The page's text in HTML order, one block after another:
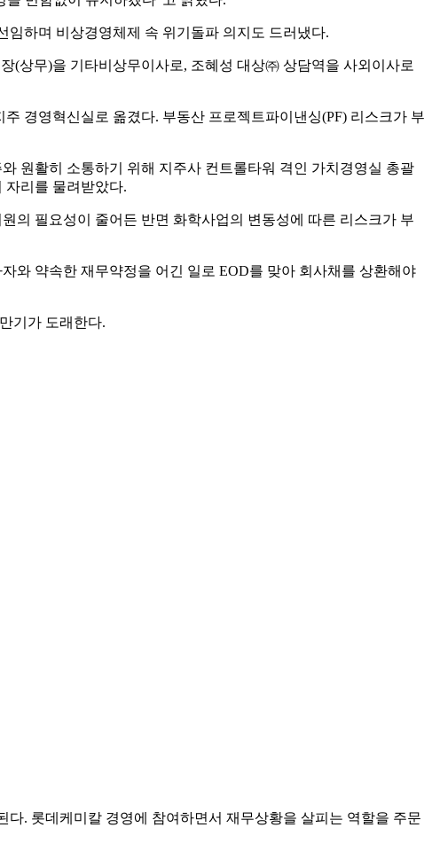
하며 비상경영체제 속 위기돌파 의지도 드러냈다.
(상무)을 기타비상무이사로, 조혜성 대상㈜ 상담역을 사외이사로
경영혁신실로 옮겼다. 부동산 프로젝트파이낸싱(PF) 리스크가 부
원활히 소통하기 위해 지주사 컨트롤타워 격인 가치경영실 총괄
자리를 물려받았다.
의 필요성이 줄어든 반면 화학사업의 변동성에 따른 리스크가 부
와 약속한 재무약정을 어긴 일로 EOD를 맞아 회사채를 상환해야
기가 도래한다.
. 롯데케미칼 경영에 참여하면서 재무상황을 살피는 역할을 주문